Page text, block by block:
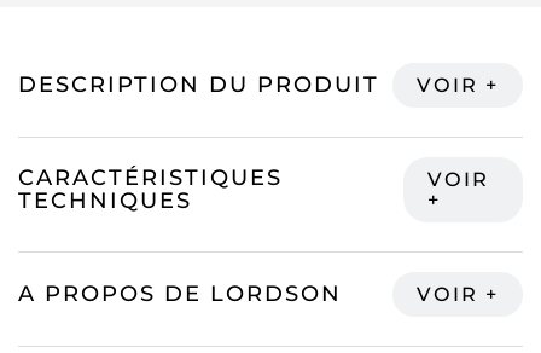
DESCRIPTION DU PRODUIT
CARACTÉRISTIQUES
TECHNIQUES
A PROPOS DE LORDSON